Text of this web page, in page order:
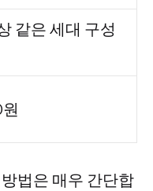
같은 세대 구성
법은 매우 간단합